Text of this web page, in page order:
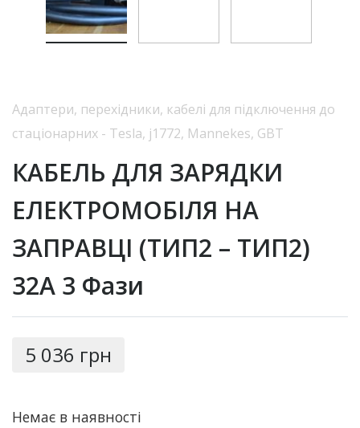
Адаптери, перехідники, кабелі для підключення до
стаціонарних - Tesla, j1772, Mannekes, GBT
КАБЕЛЬ ДЛЯ ЗАРЯДКИ
ЕЛЕКТРОМОБІЛЯ НА
ЗАПРАВЦІ (ТИП2 – ТИП2)
32A 3 Фази
5 036 грн
Немає в наявності